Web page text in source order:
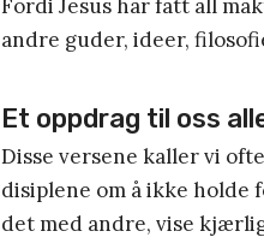
Fordi Jesus har fått all
andre guder, ideer,
Et oppdrag til oss
Disse versene kaller vi
disiplene om å ikke holde
det med andre, vise